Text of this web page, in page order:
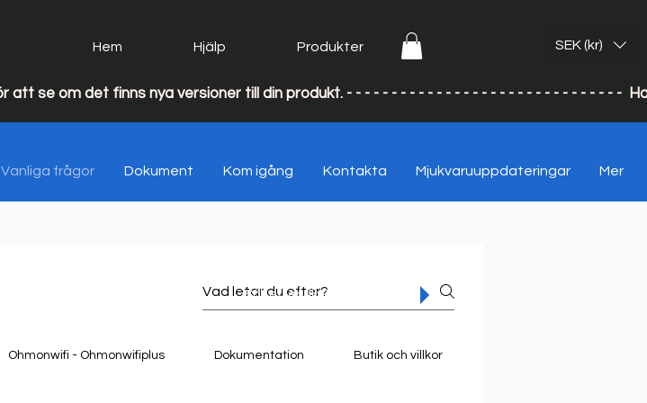
Hem Hjälp Produkter SEK (kr)
att se om det finns nya versioner till din produkt. - - - - - - - - - - - - - - - - - - - - - - - - - - - - -
Vanliga frågor Dokument Kom igång Kontakta Mjukvaruuppdateringar Mer
Ohmonwifi - Ohmonwifiplus Dokumentation Butik och villkor
Sök efter din fråga